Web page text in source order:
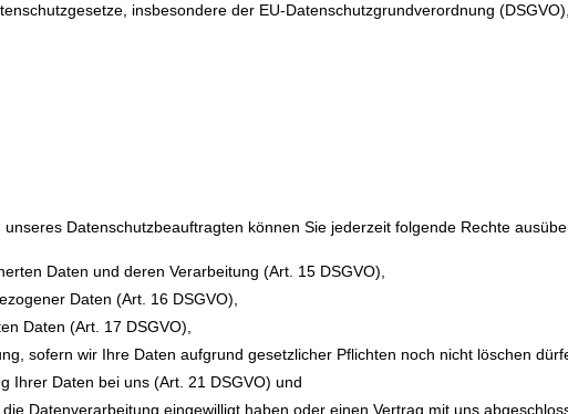
insbesondere der EU-Datenschutzgrundverordnung
Datenschutzbeauftragten können Sie jederzeit folgende Rechte
Daten und deren Verarbeitung (Art. 15 DSGVO),
Daten (Art. 16 DSGVO),
Daten (Art. 17 DSGVO),
sofern wir Ihre Daten aufgrund gesetzlicher Pflichten noch nicht löschen
Ihrer Daten bei uns (Art. 21 DSGVO) und
Datenverarbeitung eingewilligt haben oder einen Vertrag mit uns